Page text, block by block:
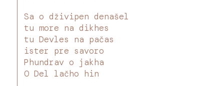
Sa o dživipen denašel
tu more na dikhes
tu Devles na pačas
ister pre savoro
Phundrav o jakha
O Del lačho hin